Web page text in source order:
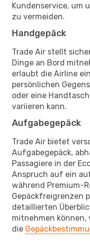
Kundenservice, um
zu vermeiden.
Handgepäck
Trade Air stellt
Dinge an Bord
erlaubt die Airline
persönlichen
oder eine
variieren kann.
Aufgabegepäck
Trade Air bietet
Aufgabegepäck,
Passagiere in der
Anspruch auf ein
während Premium-
Gepäckfreigrenzen
detaillierten
mitnehmen können,
die